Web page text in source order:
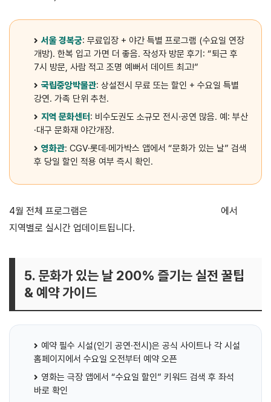
서울 경복궁: 무료입장 + 야간 특별 프로그램 (수요일 연장
개방). 한복 입고 가면 더 좋음. 작성자 방문 후기: “퇴근 후
7시 방문, 사람 적고 조명 예뻐서 데이트 최고!”
국립중앙박물관: 상설전시 무료 또는 할인 + 수요일 특별
강연. 가족 단위 추천.
지역 문화센터 : 비수도권도 소규모 전시·공연 많음. 예: 부산
·대구 문화재 야간개장.
영화관: CGV·롯데·메가박스 앱에서 “문화가 있는 날” 검색
후 당일 할인 적용 여부 즉시 확인.
4월 전체 프로그램은
에서
지역별로 실시간 업데이트됩니다.
5. 문화가 있는 날 200% 즐기는 실전 꿀팁
& 예약 가이드
예약 필수 시설(인기 공연·전시)은 공식 사이트나 각 시설
홈페이지에서 수요일 오전부터 예약 오픈
영화는 극장 앱에서 “수요일 할인” 키워드 검색 후 좌석
바로 확인